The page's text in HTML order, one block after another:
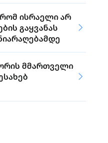
რომ ისრაელი არ
გაყვანას
მმართველი